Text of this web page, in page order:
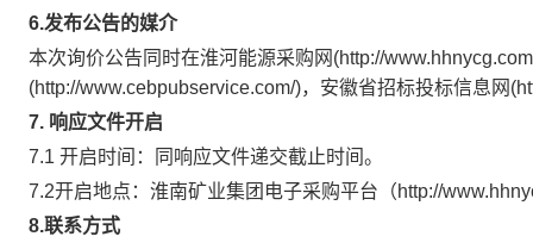
6.发布公告的媒介
本次询价公告同时在淮河能源采购网(http://
(http://www.cebpubservice.com/)，安徽省招标投标信息网
7. 响应文件开启
7.1 开启时间：同响应文件递交截止时间。
7.2开启地点：淮南矿业集团电子采购平台（http://
8.联系方式